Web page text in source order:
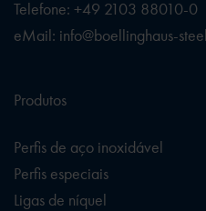
Telefone: +49 2103 88010-0
eMail: info@boellinghaus-
Produtos
Perfis de aço inoxidável
Perfis especiais
Ligas de níquel